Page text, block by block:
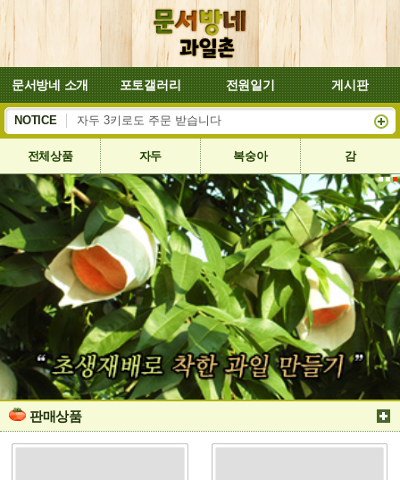
문서방네 소개 포토갤러리 전원일기 게시판
NOTICE 자두 3키로도 주문 받습니다
복숭아 대양이 잘 익어서 8월4일부터 배송합니다
전체상품 자두 복숭아 감
판매상품